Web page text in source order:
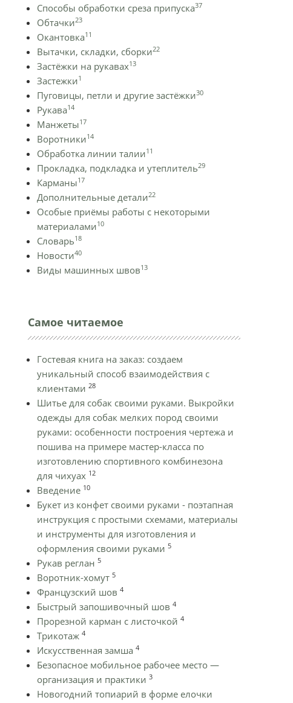
Способы обработки среза припуска37
Обтачки23
Окантовка11
Вытачки, складки, сборки22
Застёжки на рукавах13
Застежки1
Пуговицы, петли и другие застёжки30
Рукава14
Манжеты17
Воротники14
Обработка линии талии11
Прокладка, подкладка и утеплитель29
Карманы17
Дополнительные детали22
Особые приёмы работы с некоторыми
материалами10
Словарь18
Новости40
Виды машинных швов13
Самое читаемое
Гостевая книга на заказ: создаем
уникальный способ взаимодействия с
клиентами 28
Шитье для собак своими руками. Выкройки
одежды для собак мелких пород своими
руками: особенности построения чертежа и
пошива на примере мастер-класса по
изготовлению спортивного комбинезона
для чихуах 12
Введение 10
Букет из конфет своими руками - поэтапная
инструкция с простыми схемами, материалы
и инструменты для изготовления и
оформления своими руками 5
Рукав реглан 5
Воротник-хомут 5
Французский шов 4
Быстрый запошивочный шов 4
Прорезной карман с листочкой 4
Трикотаж 4
Искусственная замша 4
Безопасное мобильное рабочее место —
организация и практики 3
Новогодний топиарий в форме елочки